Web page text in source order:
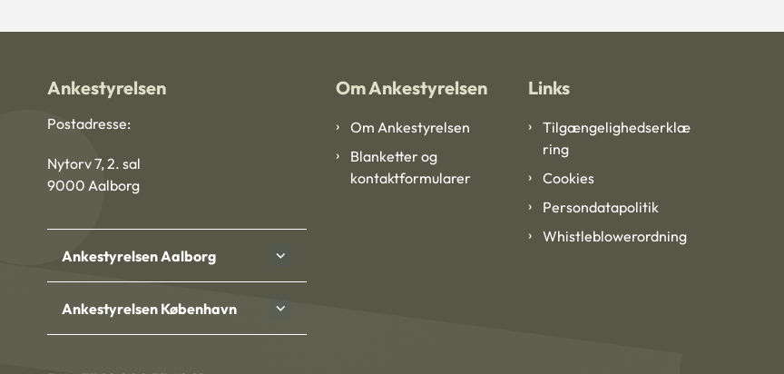
Ankestyrelsen
Postadresse:
Nytorv 7, 2. sal
9000 Aalborg
Ankestyrelsen Aalborg
Ankestyrelsen København
Om Ankestyrelsen
Om Ankestyrelsen
Blanketter og
kontaktformularer
Links
Tilgængelighedserklæ
ring
Cookies
Persondatapolitik
Whistleblowerordning